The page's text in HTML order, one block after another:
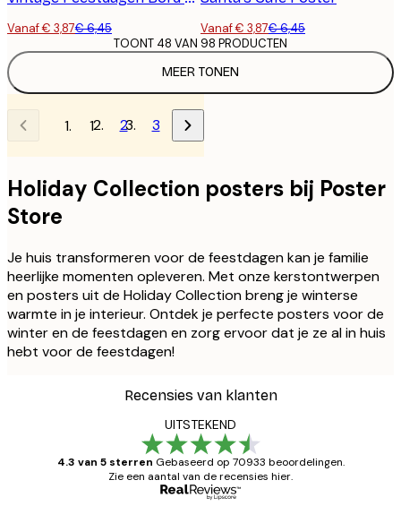
Vanaf € 3,87€ 6,45 Vanaf € 3,87€ 6,45
MEER TONEN
TOONT 48 VAN 98 PRODUCTEN
1 2 3
Holiday Collection posters bij Poster
Store
Je huis transformeren voor de feestdagen kan je familie
heerlijke momenten opleveren. Met onze kerstontwerpen
en posters uit de Holiday Collection breng je winterse
warmte in je interieur. Ontdek je perfecte posters voor de
winter en de feestdagen en zorg ervoor dat je ze al in huis
hebt voor de feestdagen!
Recensies van klanten
UITSTEKEND
4.3 van 5 sterren Gebaseerd op 70933 beoordelingen.
Zie een aantal van de recensies hier.